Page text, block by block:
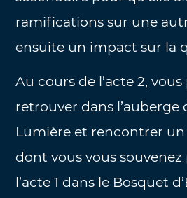
ramifications sur une
ensuite un impact sur la
Au cours de l’acte 2,
retrouver dans l’auberge
Lumière et rencontrer
dont vous vous
l’acte 1 dans le Bosquet